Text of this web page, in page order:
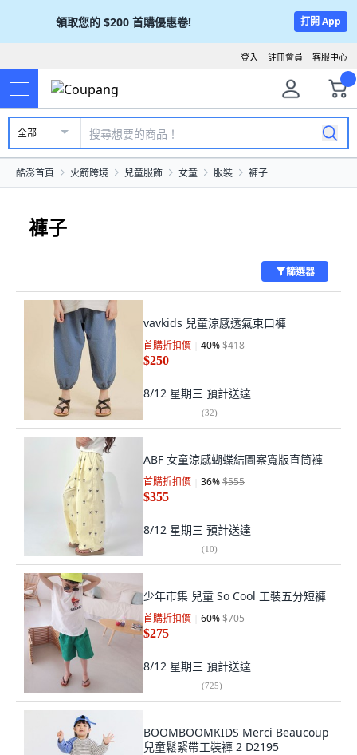
領取您的 $200 首購優惠卷! 打開 App
客服中心
註冊會員
登入
全部
酷澎首頁 火箭跨境 兒童服飾 女童 服裝 褲子
褲子
篩選器
vavkids 兒童涼感透氣束口褲
首購折扣價 40%$418
$250
8/12 星期三 預計送達
(32)
ABF 女童涼感蝴蝶結圖案寬版直筒褲
首購折扣價 36%$555
$355
8/12 星期三 預計送達
(10)
少年市集 兒童 So Cool 工裝五分短褲
首購折扣價 60%$705
$275
8/12 星期三 預計送達
(725)
BOOMBOOMKIDS Merci Beaucoup
兒童鬆緊帶工裝褲 2 D2195